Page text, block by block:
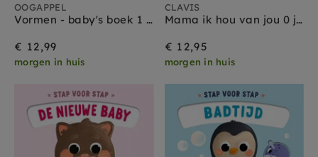
OOGAPPEL
Vormen - baby's boek 1 jr+
€ 12,99
morgen in huis
CLAVIS
Mama ik hou van jou 0 jr+
€ 12,95
morgen in huis